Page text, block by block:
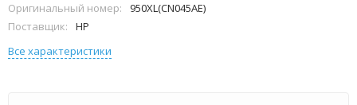
Оригинальный номер:
950XL(CN045AE)
Поставщик:
HP
Все характеристики